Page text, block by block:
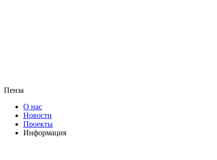
Пенза
О нас
Новости
Проекты
Информация